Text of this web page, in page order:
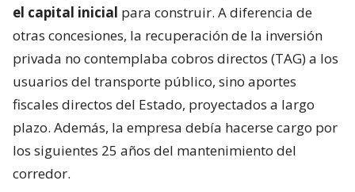
el capital inicial para construir. A diferencia de
otras concesiones, la recuperación de la inversión
privada no contemplaba cobros directos (TAG) a los
usuarios del transporte público, sino aportes
fiscales directos del Estado, proyectados a largo
plazo. Además, la empresa debía hacerse cargo por
los siguientes 25 años del mantenimiento del
corredor.